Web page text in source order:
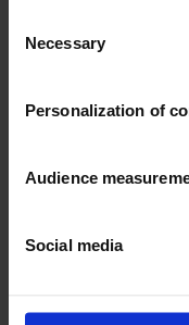
Selection
Necessary
Personalization of
Audience
Social media
Espagnol
Néerlandais
Finnois
Espagnol